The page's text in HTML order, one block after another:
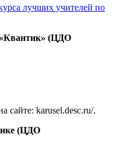
лучших учителей по
«Квантик» (ЦДО
сайте: karusel.desc.ru/.
(ЦДО